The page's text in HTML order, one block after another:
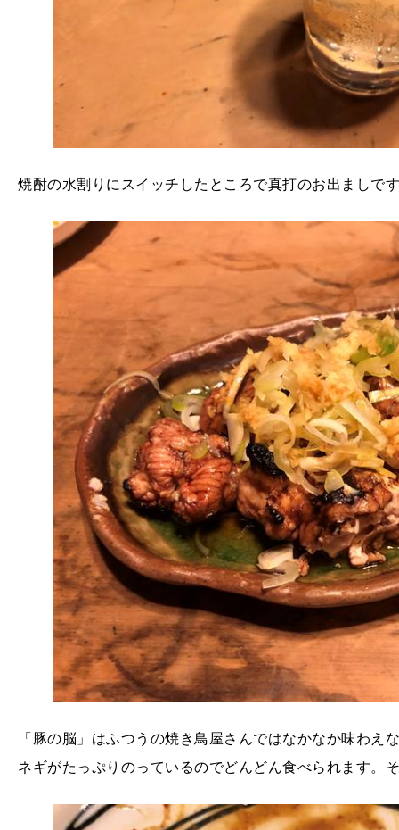
焼酎の水割りにスイッチしたところで真打のお出ましで
「豚の脳」はふつうの焼き鳥屋さんではなかなか味わ
ネギがたっぷりのっているのでどんどん食べられます。